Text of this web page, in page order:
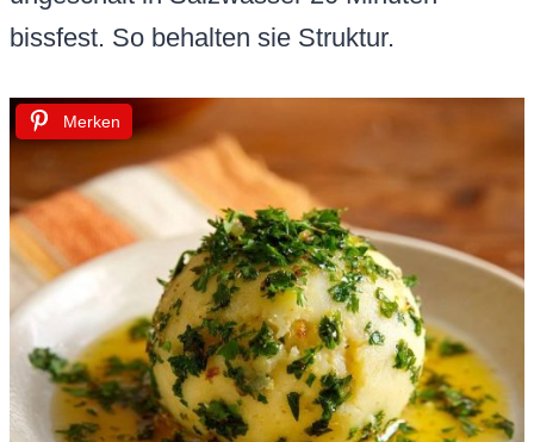
bissfest. So behalten sie Struktur.
Merken